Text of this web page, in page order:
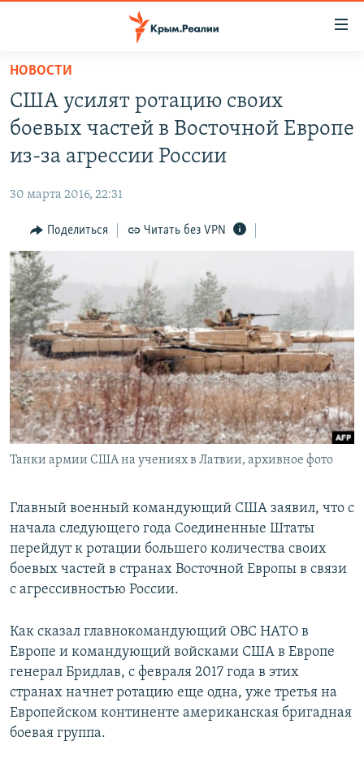
Вернуться
основному
содержанию
главной
навигации
Вернутся
поиску
СПЕЦПРОЕКТЫ
11 ЛЕТ ОККУПАЦИИ КРЫМА. 11 ИСТОРИЙ СОПРОТИВЛЕНИЯ
ЕЩЕ
ИНТЕРАКТИВ
ИНФОГРАФИКА
ТЕЛЕПРОЕКТ КРЫМ.РЕАЛИИ
СОВЕТЫ ПРАВОЗАЩИТНИКОВ
ПРОПАВШИЕ БЕЗ ВЕСТИ
ПОБЕДИТЕЛЕЙ НЕ СУДЯТ?
КРЫМ.НЕПОКОРЕННЫЙ
ELIFBE
УКРАИНСКАЯ ПРОБЛЕМА КРЫМА
РАДІО СВОБОДА
КАК ОБОЙТИ БЛОКИРОВКУ
Українською
Qırımtatar
ПРИСОЕДИНЯЙТЕСЬ!
НОВОСТИ
США усилят ротацию своих
боевых частей в Восточной Европе
из-за агрессии России
30 марта 2016, 22:31
Поделиться Читать без VPN
Танки армии США на учениях в Латвии, архивное фото
Главный военный командующий США заявил, что с
начала следующего года Соединенные Штаты
перейдут к ротации большего количества своих
боевых частей в странах Восточной Европы в связи
с агрессивностью России.
Как сказал главнокомандующий ОВС НАТО в
Европе и командующий войсками США в Европе
генерал Бридлав, с февраля 2017 года в этих
странах начнет ротацию еще одна, уже третья на
Европейском континенте американская бригадная
боевая группа.